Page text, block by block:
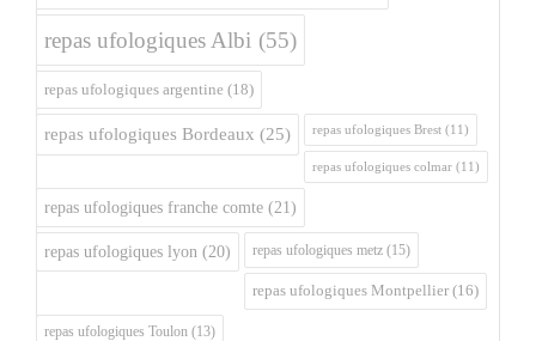
repas ufologiques Albi (55)
repas ufologiques argentine (18)
repas ufologiques Bordeaux (25) repas ufologiques Brest (11)
repas ufologiques colmar (11)
repas ufologiques franche comte (21)
repas ufologiques lyon (20) repas ufologiques metz (15)
repas ufologiques Montpellier (16)
repas ufologiques Toulon (13)